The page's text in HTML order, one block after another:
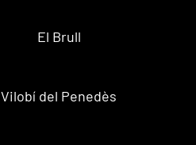
El Brull
Vilobí del Penedès